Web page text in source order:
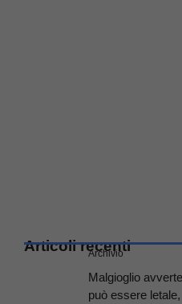
Articoli recenti
Archivio
Malgioglio
può essere letale,